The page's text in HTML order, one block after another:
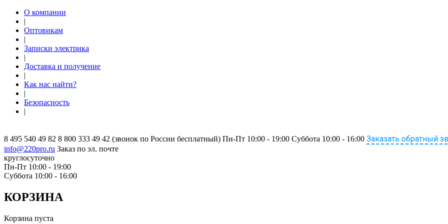
О компании
|
Оптовикам
|
Записки электрика
|
Доставка и получение
|
Как нас найти?
|
Безопасность
|
8 495 540 49 82 8 800 333 49 42 (звонок по России бесплатный) Пн-Пт 10:00 - 19:00 Суббота 10:00 - 16:00 Заказать обратный
info@220pro.ru Заказ по эл. почте
круглосуточно
Пн-Пт 10:00 - 19:00
Суббота 10:00 - 16:00
КОРЗИНА
Корзина пуста